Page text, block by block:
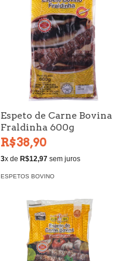
Espeto de Carne Bovina
Fraldinha 600g
R$38,90
3x de R$12,97 sem juros
ESPETOS BOVINO